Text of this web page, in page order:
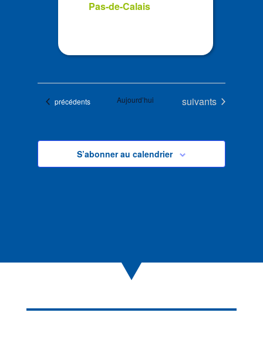
Pas-de-Calais
Évènements
précédents Aujourd’hui Évènements
suivants
S’abonner au calendrier